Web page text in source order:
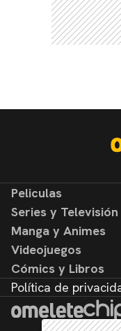
Peliculas
Noticias
Reseñas
Series y Televisión
Noticias
Reseñas
Manga y Animes
Noticias
Reseñas
Videojuegos
Noticias
Reseñas
Cómics y Libros
Noticias
Reseñas
Política de